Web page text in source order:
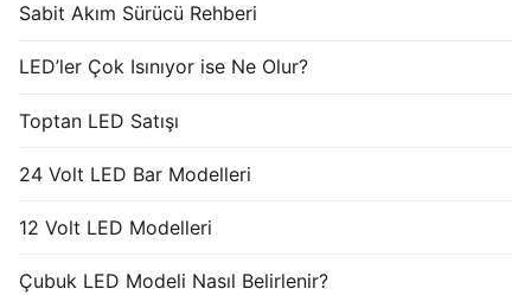
Sabit Akım Sürücü Rehberi
LED’ler Çok Isınıyor ise Ne Olur?
Toptan LED Satışı
24 Volt LED Bar Modelleri
12 Volt LED Modelleri
Çubuk LED Modeli Nasıl Belirlenir?